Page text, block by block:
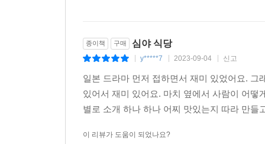
종이책 구매 심야 식당
y*****7 2023-09-04 신고
일본 드라마 먼저 접하면서 재미 있었어요.
있어서 재미 있어요. 마치 옆에서 사람이 어
별로 소개 하나 하나 어찌 맛있는지 따라 만
이 리뷰가 도움이 되었나요?